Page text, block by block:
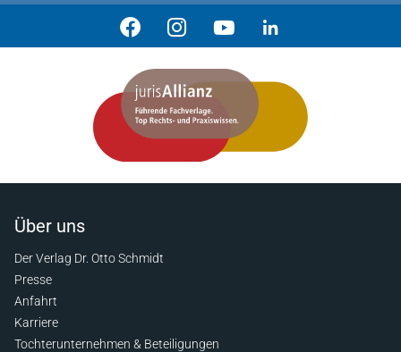
Über uns
Der Verlag Dr. Otto Schmidt
Presse
Anfahrt
Karriere
Tochterunternehmen & Beteiligungen